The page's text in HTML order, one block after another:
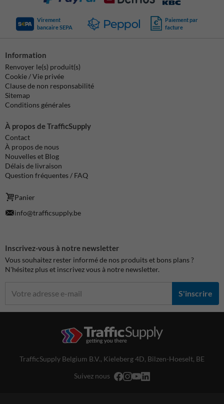
Virement
bancaire SEPA
Paiement par
facture
Information
Renvoyer le(s) produit(s)
Cookie / Vie privée
Clause de non responsabilité
Sitemap
Conditions générales
À propos de TrafficSupply
Contact
À propos de nous
Nouvelles et Blog
Délais de livraison
Question fréquentes / FAQ
Panier
info@trafficsupply.be
Inscrivez-vous à notre newsletter
Vous souhaitez rester informé de nos produits et bons plans ?
N'hésitez plus et inscrivez vous à notre newsletter.
S'inscrire
TrafficSupply Belgium B.V., Kieleberg 4D, Bilzen-Hoeselt, BE
Suivez nous